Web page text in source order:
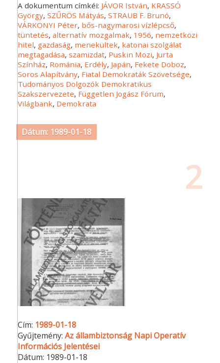
A dokumentum címkéi: JÁVOR István, KRASSÓ
György,SZŰRÖS Mátyás,STRAUB F. Brunó,
VÁRKONYI Péter, bős-nagymarosi vízlépcső,
tüntetés,alternatív mozgalmak, 1956, nemzetközi
hitel, gazdaság, menekültek, katonai szolgálat
megtagadása,szamizdat, Puskin Mozi, Jurta
Színház, Románia, Erdély, Japán, Fekete Doboz,
Soros Alapítvány, Fiatal Demokraták Szövetsége,
Tudományos Dolgozók Demokratikus
Szakszervezete, Független Jogász Fórum,
Világbank, Demokrata
Dátum: 1989-01-18
2
Cím: 1989-01-18
Gyűjtemény:Az állambiztonság Napi Operatív
Információs Jelentései
Dátum: 1989-01-18